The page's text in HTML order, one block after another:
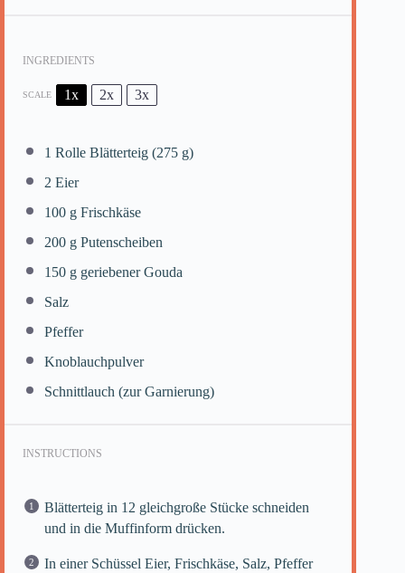
INGREDIENTS
SCALE 1x 2x 3x
1 Rolle Blätterteig (275 g)
2 Eier
100 g Frischkäse
200 g Putenscheiben
150 g geriebener Gouda
Salz
Pfeffer
Knoblauchpulver
Schnittlauch (zur Garnierung)
INSTRUCTIONS
Blätterteig in 12 gleichgroße Stücke schneiden
und in die Muffinform drücken.
In einer Schüssel Eier, Frischkäse, Salz, Pfeffer